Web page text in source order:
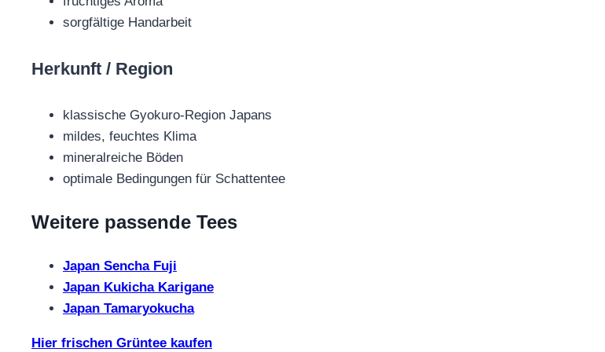
sorgfältige Handarbeit
Herkunft / Region
klassische Gyokuro‑Region Japans
mildes, feuchtes Klima
mineralreiche Böden
optimale Bedingungen für Schattentee
Weitere passende Tees
Japan Sencha Fuji
Japan Kukicha Karigane
Japan Tamaryokucha
Hier frischen Grüntee kaufen